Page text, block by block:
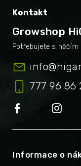
Kontakt
Growshop
info@
777 96 86
Informace o